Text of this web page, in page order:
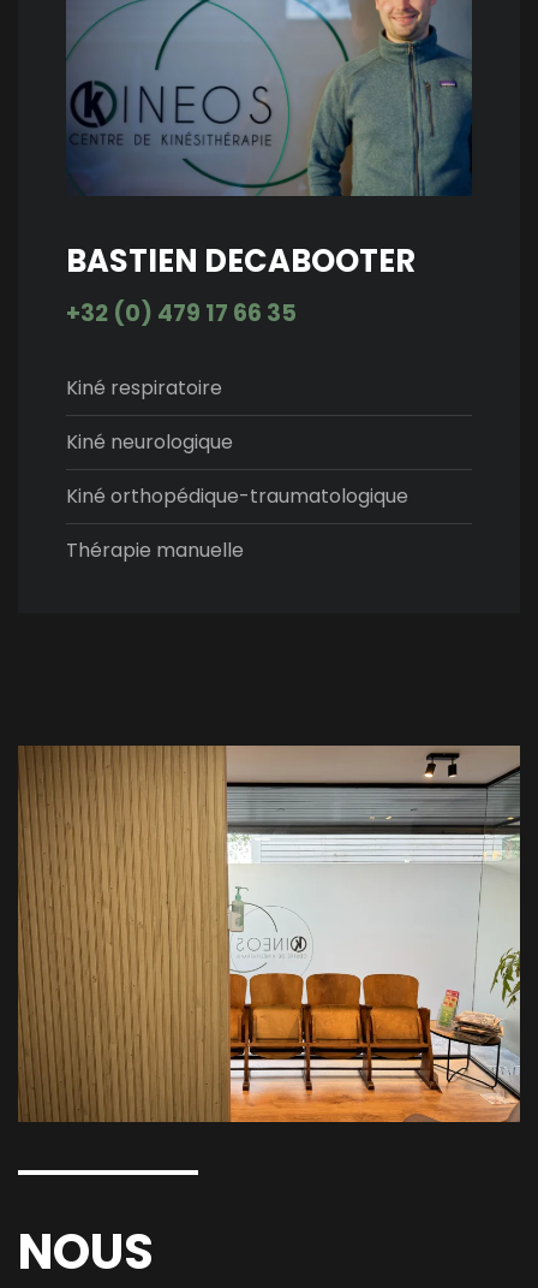
BASTIEN DECABOOTER
+32 (0) 479 17 66 35
Kiné respiratoire
Kiné neurologique
Kiné orthopédique-traumatologique
Thérapie manuelle
NOUS